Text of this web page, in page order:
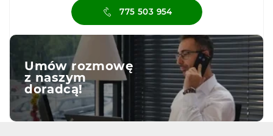
775 503 954
Umów rozmowę
z naszym
doradcą!